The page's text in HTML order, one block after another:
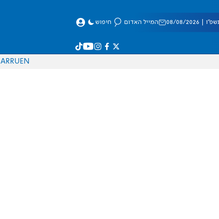
08/2026 המייל האדום חיפוש
EN
RU
AR